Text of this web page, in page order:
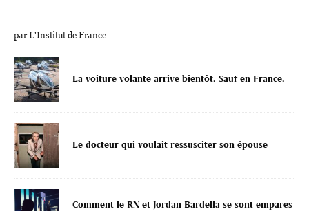
par L'Institut de France
La voiture volante arrive bientôt. Sauf en France.
Le docteur qui voulait ressusciter son épouse
Comment le RN et Jordan Bardella se sont emparés